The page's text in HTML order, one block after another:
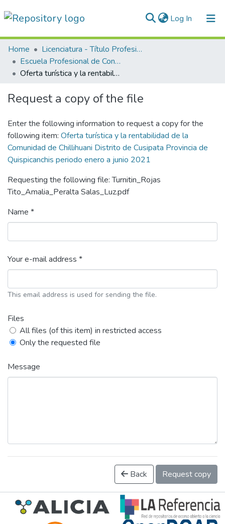
Log In (current)
Communities & Collections
All of DSpace
Normativas
Home
Licenciatura - Título Profesional
Escuela Profesional de Contabilidad
Oferta turística y la rentabilidad de la Comunidad de Chillihuani Distrito de Cusipata Provincia de Quispicanchis periodo enero a junio 2021
Request a copy of the file
Enter the following information to request a copy for the
following item: Oferta turística y la rentabilidad de la
Comunidad de Chillihuani Distrito de Cusipata Provincia de
Quispicanchis periodo enero a junio 2021
Requesting the following file: Turnitin_Rojas
Tito_Amalia_Peralta Salas_Luz.pdf
Name *
Your e-mail address *
This email address is used for sending the file.
Files
All files (of this item) in restricted access
Only the requested file
Message
Back Request copy